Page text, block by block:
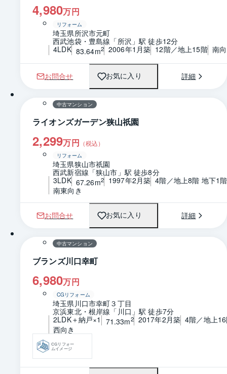
4,980万円
リフォーム
埼玉県所沢市元町
西武池袋・豊島線「所沢」駅 徒歩12分
4LDK 83.64m2 2006年1月築 12階／地上15階 南
お問合せ お気に入り 詳細
1 / 0 間取り
中古マンション
ライオンズガーデン狭山祇園
2,299万円 （税込）
リフォーム
埼玉県狭山市祇園
西武新宿線「狭山市」駅 徒歩8分
3LDK 67.26m2 1997年2月築 4階／地上8階 地下1階
南東向き
お問合せ お気に入り 詳細
1 / 0 間取り
中古マンション
ブランズ川口幸町
6,980万円
CGリフォーム
埼玉県川口市幸町３丁目
京浜東北・根岸線「川口」駅 徒歩7分
2LDK＋納戸×1
71.33m2 2017年2月築 4階／地上
西向き
CGリフォー
ムイメージ